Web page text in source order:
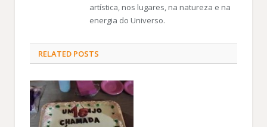
artística, nos lugares, na natureza e na
energia do Universo.
RELATED POSTS